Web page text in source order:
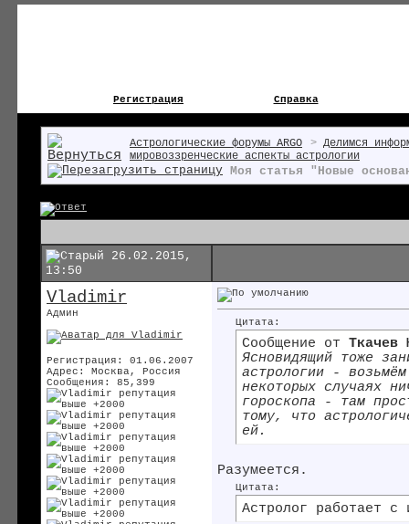
Регистрация Справка
Астрологические форумы ARGO > Делимся
мировоззренческие аспекты астрологии
Моя статья "Новые
26.02.2015,
13:50
Vladimir
Админ
Регистрация: 01.06.2007
Адрес: Москва, Россия
Сообщения: 85,399
Цитата:
Сообщение от Ткачев
Ясновидящий тоже
астрологии -
некоторых случаях
гороскопа - там
тому, что
ей.
Разумеется.
Цитата:
Астролог работает с